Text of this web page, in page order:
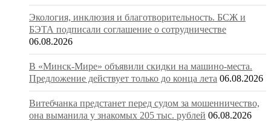
Экология, инклюзия и благотворительность. БСЖ и
БЭТА подписали соглашение о сотрудничестве
06.08.2026
В «Минск-Мире» объявили скидки на машино-места.
Предложение действует только до конца лета 06.08.2026
Витебчанка предстанет перед судом за мошенничество,
она выманила у знакомых 205 тыс. рублей 06.08.2026